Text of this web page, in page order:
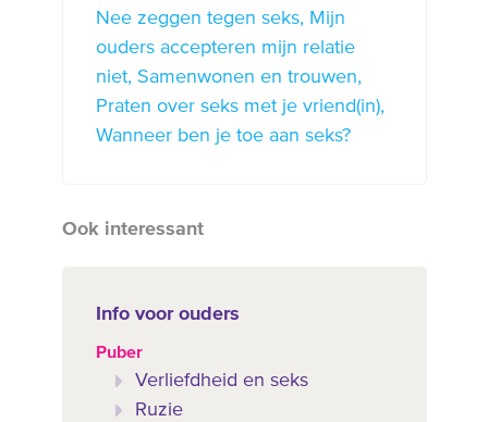
Nee zeggen tegen seks
Mijn
ouders accepteren mijn relatie
niet Samenwonen en trouwen
Praten over seks met je vriend(in)
Wanneer ben je toe aan seks?
Ook interessant
Info voor ouders
Puber
Verliefdheid en seks
Ruzie